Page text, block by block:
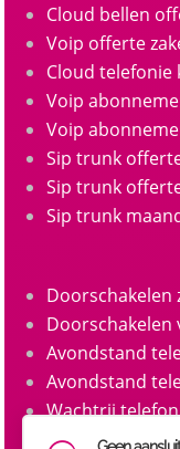
Cloud bellen
Voip offerte
Cloud telefonie
Voip
Voip
Sip trunk
Sip trunk
Sip trunk
Doorschakelen
Doorschakelen
Avondstand
Avondstand
Wachtrij
Call queue